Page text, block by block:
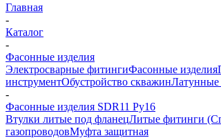
Главная
-
Каталог
-
Фасонные изделия
Электросварные фитингиФасонные изделия
инструментОбустройство скважин
-
Фасонные изделия SDR11 Ру16
Втулки литые под фланецЛитые фитинги
газопроводовМуфта защитная